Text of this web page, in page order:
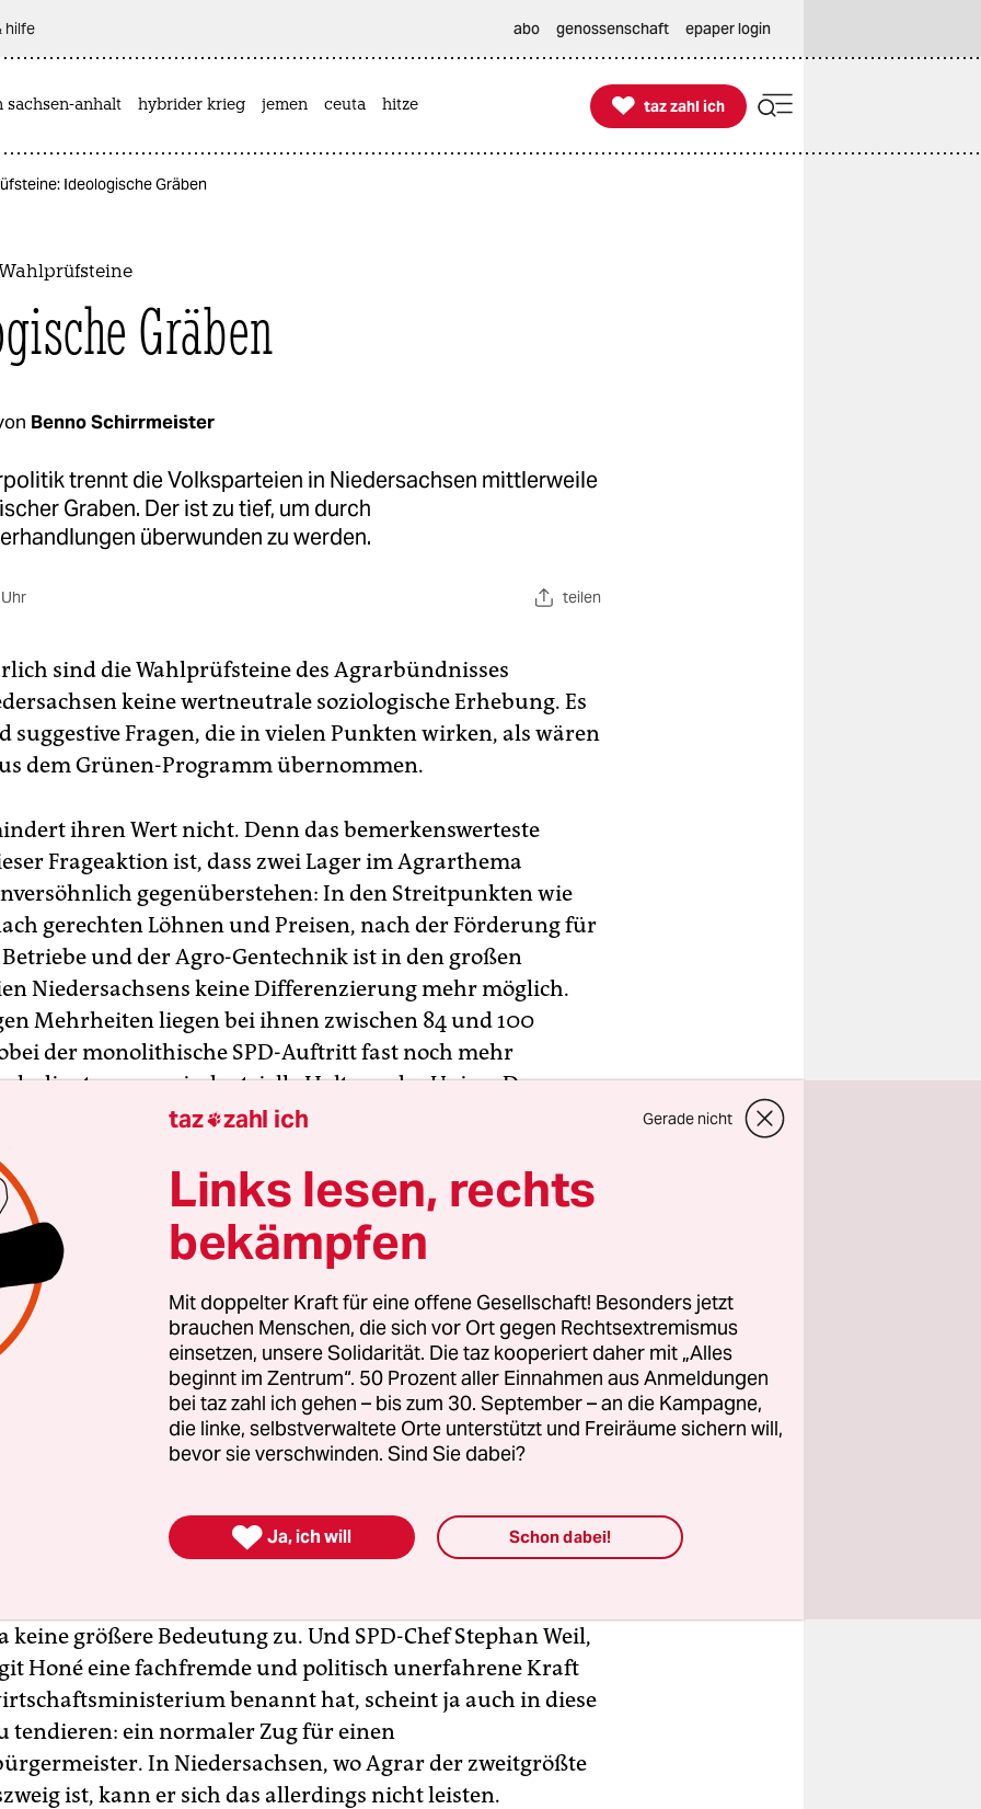
hilfe abo genossenschaft epaper login
sachsen-anhalt hybrider krieg jemen ceuta hitze 
taz zahl ich
taz zahl ich
Ideologische Gräben
Gräben
Benno Schirrmeister
trennt die Volksparteien in Niedersachsen mittlerweile
Graben. Der ist zu tief, um durch
überwunden zu werden.
teilen
sind die Wahlprüfsteine des Agrarbündnisses
keine wertneutrale soziologische Erhebung. Es
suggestive Fragen, die in vielen Punkten wirken, als wären
dem Grünen-Programm übernommen.
ihren Wert nicht. Denn das bemerkenswerteste
Frageaktion ist, dass zwei Lager im Agrarthema
gegenüberstehen: In den Streitpunkten wie
gerechten Löhnen und Preisen, nach der Förderung für
und der Agro-Gentechnik ist in den großen
Niedersachsens keine Differenzierung mehr möglich.
Mehrheiten liegen bei ihnen zwischen 84 und 100
der monolithische SPD-Auftritt fast noch mehr
die starr agrarindustrielle Haltung der Union. Denn
die Sozialdemokraten der viel näher.
keine größere Bedeutung zu. Und SPD-Chef Stephan Weil,
Honé eine fachfremde und politisch unerfahrene Kraft
benannt hat, scheint ja auch in diese
tendieren: ein normaler Zug für einen
In Niedersachsen, wo Agrar der zweitgrößte
ist, kann er sich das allerdings nicht leisten.
taz zahl ich Gerade nicht
Links lesen, rechts
bekämpfen
Mit doppelter Kraft für eine offene Gesellschaft! Besonders jetzt
brauchen Menschen, die sich vor Ort gegen Rechtsextremismus
einsetzen, unsere Solidarität. Die taz kooperiert daher mit „Alles
beginnt im Zentrum“. 50 Prozent aller Einnahmen aus Anmeldungen
bei taz zahl ich gehen – bis zum 30. September – an die Kampagne,
die linke, selbstverwaltete Orte unterstützt und Freiräume sichern will,
bevor sie verschwinden. Sind Sie dabei?
 Ja, ich will Schon dabei!